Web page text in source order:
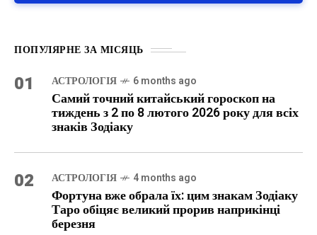
ПОПУЛЯРНЕ ЗА МІСЯЦЬ
01 АСТРОЛОГІЯ 6 months ago
Самий точний китайський гороскоп на
тиждень з 2 по 8 лютого 2026 року для всіх
знаків Зодіаку
02 АСТРОЛОГІЯ 4 months ago
Фортуна вже обрала їх: цим знакам Зодіаку
Таро обіцяє великий прорив наприкінці
березня